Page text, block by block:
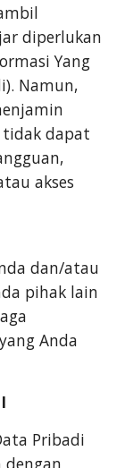
diperlukan
Yang
Namun,
tidak dapat
akses
dan/atau
pihak lain
Anda
Pribadi
dengan